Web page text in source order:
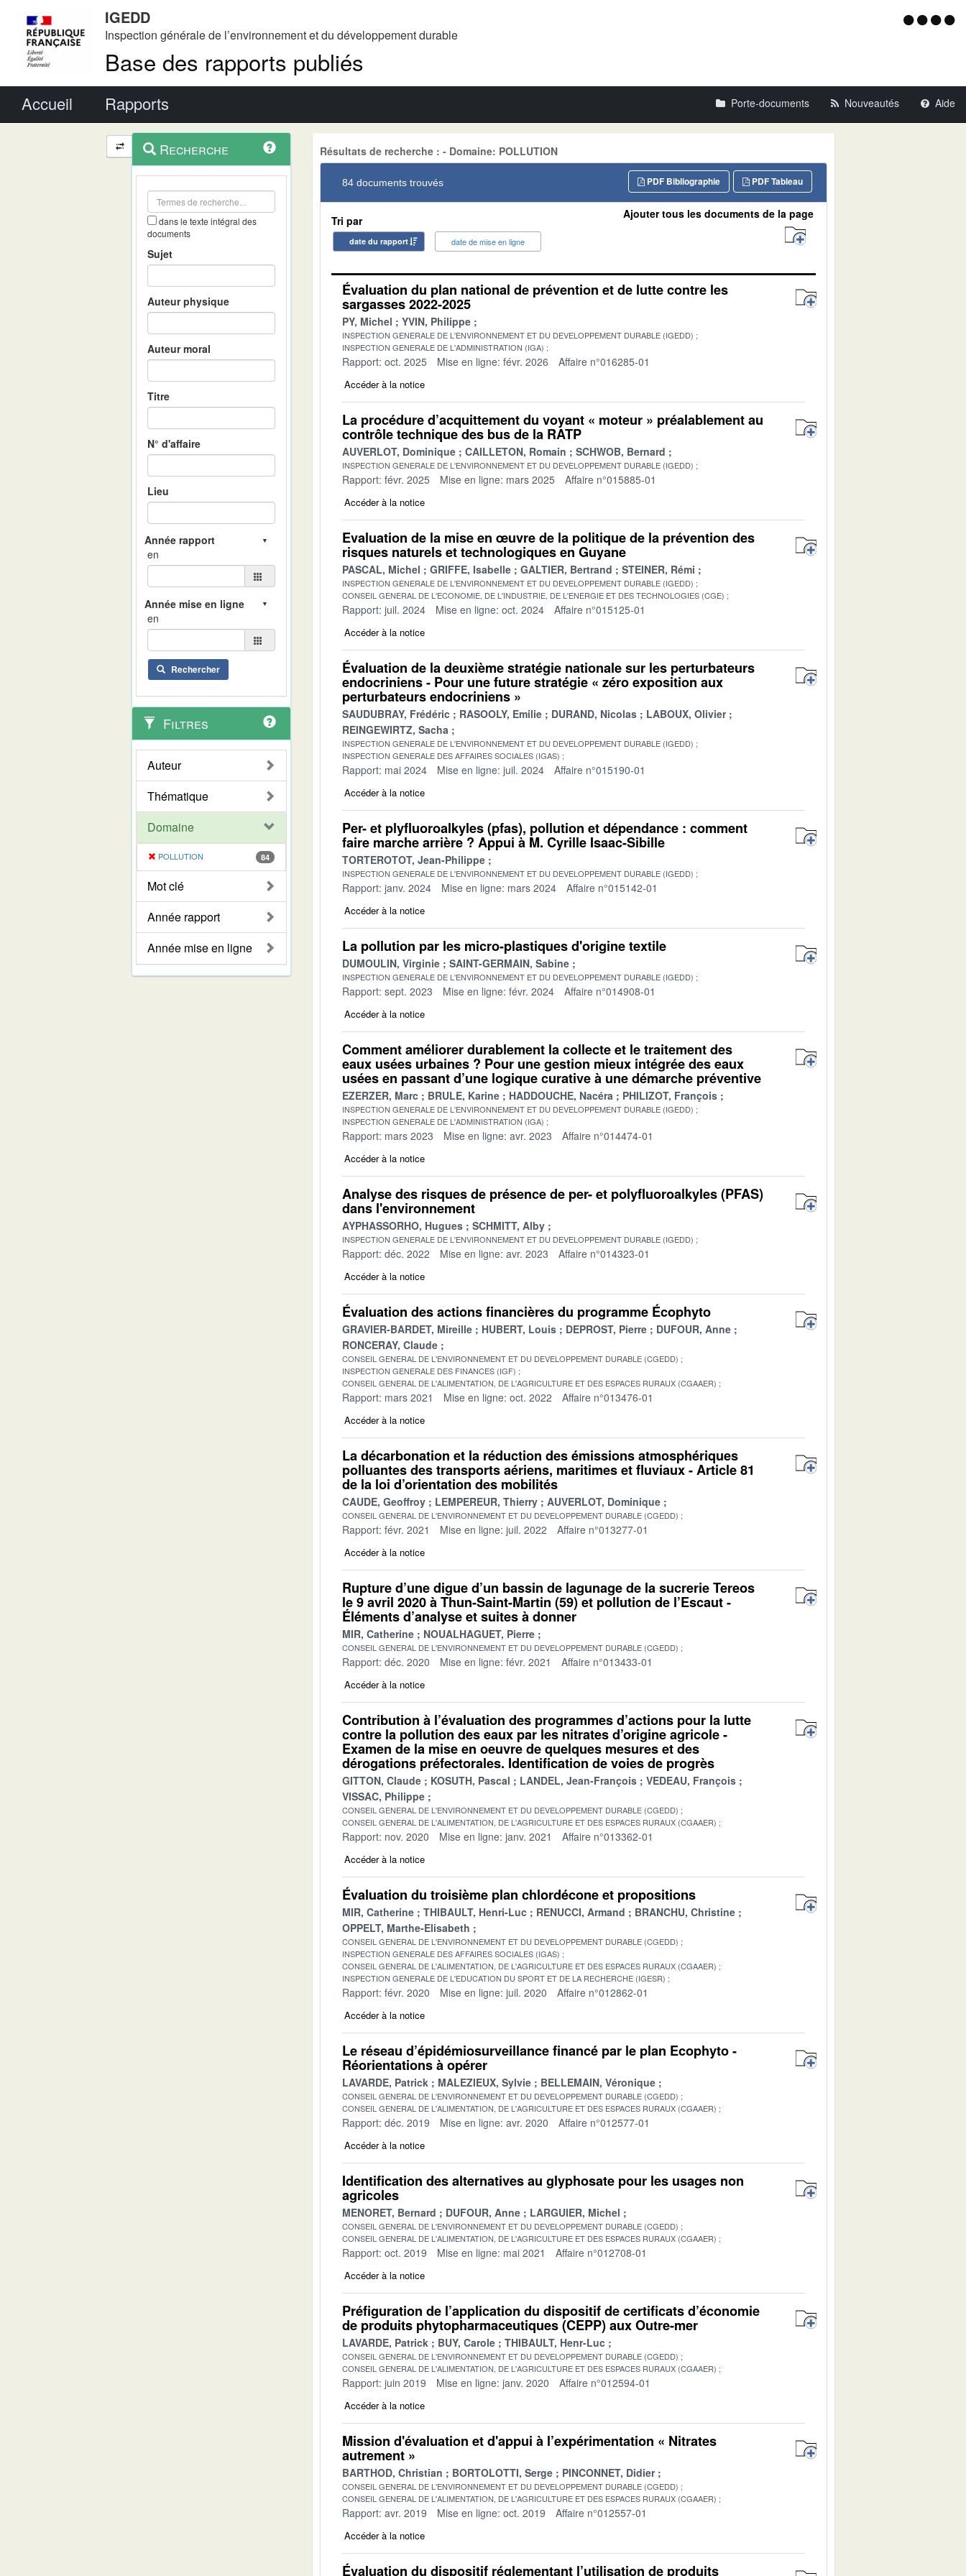
IGEDD
Inspection générale de l’environnement et du développement durable
Base des rapports publiés
Menu
Accueil Rapports Porte-documents Nouveautés Aide
Navigation
et
outils
contextuel
Recherche
dans le texte intégral des
documents
Sujet
Auteur physique
Auteur moral
Titre
N° d'affaire
Lieu
en
en
Rechercher
Filtres
Auteur
Thématique
Domaine
POLLUTION 84
Mot clé
Année rapport
Année mise en ligne
Résultats de recherche : - Domaine: POLLUTION
84 documents trouvés PDF Tableau
PDF Bibliographie
Tri par
date du rapport date de mise en ligne
Ajouter tous les documents de la page
Évaluation du plan national de prévention et de lutte contre les
sargasses 2022-2025
PY, Michel YVIN, Philippe
INSPECTION GENERALE DE L'ENVIRONNEMENT ET DU DEVELOPPEMENT DURABLE (IGEDD)
INSPECTION GENERALE DE L'ADMINISTRATION (IGA)
Rapport: oct. 2025 Mise en ligne: févr. 2026 Affaire n°016285-01
Accéder à la notice
La procédure d’acquittement du voyant « moteur » préalablement au
contrôle technique des bus de la RATP
AUVERLOT, Dominique CAILLETON, Romain SCHWOB, Bernard
INSPECTION GENERALE DE L'ENVIRONNEMENT ET DU DEVELOPPEMENT DURABLE (IGEDD)
Rapport: févr. 2025 Mise en ligne: mars 2025 Affaire n°015885-01
Accéder à la notice
Evaluation de la mise en œuvre de la politique de la prévention des
risques naturels et technologiques en Guyane
PASCAL, Michel GRIFFE, Isabelle GALTIER, Bertrand STEINER, Rémi
INSPECTION GENERALE DE L'ENVIRONNEMENT ET DU DEVELOPPEMENT DURABLE (IGEDD)
CONSEIL GENERAL DE L'ECONOMIE, DE L'INDUSTRIE, DE L'ENERGIE ET DES TECHNOLOGIES (CGE)
Rapport: juil. 2024 Mise en ligne: oct. 2024 Affaire n°015125-01
Accéder à la notice
Évaluation de la deuxième stratégie nationale sur les perturbateurs
endocriniens - Pour une future stratégie « zéro exposition aux
perturbateurs endocriniens »
SAUDUBRAY, Frédéric RASOOLY, Emilie DURAND, Nicolas
LABOUX, Olivier
REINGEWIRTZ, Sacha
INSPECTION GENERALE DE L'ENVIRONNEMENT ET DU DEVELOPPEMENT DURABLE (IGEDD)
INSPECTION GENERALE DES AFFAIRES SOCIALES (IGAS)
Rapport: mai 2024 Mise en ligne: juil. 2024 Affaire n°015190-01
Accéder à la notice
Per- et plyfluoroalkyles (pfas), pollution et dépendance : comment
faire marche arrière ? Appui à M. Cyrille Isaac-Sibille
TORTEROTOT, Jean-Philippe
INSPECTION GENERALE DE L'ENVIRONNEMENT ET DU DEVELOPPEMENT DURABLE (IGEDD)
Rapport: janv. 2024 Mise en ligne: mars 2024 Affaire n°015142-01
Accéder à la notice
La pollution par les micro-plastiques d'origine textile
DUMOULIN, Virginie SAINT-GERMAIN, Sabine
INSPECTION GENERALE DE L'ENVIRONNEMENT ET DU DEVELOPPEMENT DURABLE (IGEDD)
Rapport: sept. 2023 Mise en ligne: févr. 2024 Affaire n°014908-01
Accéder à la notice
Comment améliorer durablement la collecte et le traitement des
eaux usées urbaines ? Pour une gestion mieux intégrée des eaux
usées en passant d’une logique curative à une démarche préventive
EZERZER, Marc BRULE, Karine HADDOUCHE, Nacéra PHILIZOT, François
INSPECTION GENERALE DE L'ENVIRONNEMENT ET DU DEVELOPPEMENT DURABLE (IGEDD)
INSPECTION GENERALE DE L'ADMINISTRATION (IGA)
Rapport: mars 2023 Mise en ligne: avr. 2023 Affaire n°014474-01
Accéder à la notice
Analyse des risques de présence de per- et polyfluoroalkyles (PFAS)
dans l'environnement
AYPHASSORHO, Hugues SCHMITT, Alby
INSPECTION GENERALE DE L'ENVIRONNEMENT ET DU DEVELOPPEMENT DURABLE (IGEDD)
Rapport: déc. 2022 Mise en ligne: avr. 2023 Affaire n°014323-01
Accéder à la notice
Évaluation des actions financières du programme Écophyto
GRAVIER-BARDET, Mireille HUBERT, Louis DEPROST, Pierre
DUFOUR, Anne
RONCERAY, Claude
CONSEIL GENERAL DE L'ENVIRONNEMENT ET DU DEVELOPPEMENT DURABLE (CGEDD)
INSPECTION GENERALE DES FINANCES (IGF)
CONSEIL GENERAL DE L'ALIMENTATION, DE L'AGRICULTURE ET DES ESPACES RURAUX (CGAAER)
Rapport: mars 2021 Mise en ligne: oct. 2022 Affaire n°013476-01
Accéder à la notice
La décarbonation et la réduction des émissions atmosphériques
polluantes des transports aériens, maritimes et fluviaux - Article 81
de la loi d’orientation des mobilités
CAUDE, Geoffroy LEMPEREUR, Thierry AUVERLOT, Dominique
CONSEIL GENERAL DE L'ENVIRONNEMENT ET DU DEVELOPPEMENT DURABLE (CGEDD)
Rapport: févr. 2021 Mise en ligne: juil. 2022 Affaire n°013277-01
Accéder à la notice
Rupture d’une digue d’un bassin de lagunage de la sucrerie Tereos
le 9 avril 2020 à Thun-Saint-Martin (59) et pollution de l’Escaut -
Éléments d’analyse et suites à donner
MIR, Catherine NOUALHAGUET, Pierre
CONSEIL GENERAL DE L'ENVIRONNEMENT ET DU DEVELOPPEMENT DURABLE (CGEDD)
Rapport: déc. 2020 Mise en ligne: févr. 2021 Affaire n°013433-01
Accéder à la notice
Contribution à l’évaluation des programmes d’actions pour la lutte
contre la pollution des eaux par les nitrates d’origine agricole -
Examen de la mise en oeuvre de quelques mesures et des
dérogations préfectorales. Identification de voies de progrès
GITTON, Claude KOSUTH, Pascal LANDEL, Jean-François
VEDEAU, François
VISSAC, Philippe
CONSEIL GENERAL DE L'ENVIRONNEMENT ET DU DEVELOPPEMENT DURABLE (CGEDD)
CONSEIL GENERAL DE L'ALIMENTATION, DE L'AGRICULTURE ET DES ESPACES RURAUX (CGAAER)
Rapport: nov. 2020 Mise en ligne: janv. 2021 Affaire n°013362-01
Accéder à la notice
Évaluation du troisième plan chlordécone et propositions
MIR, Catherine THIBAULT, Henri-Luc RENUCCI, Armand
BRANCHU, Christine
OPPELT, Marthe-Elisabeth
CONSEIL GENERAL DE L'ENVIRONNEMENT ET DU DEVELOPPEMENT DURABLE (CGEDD)
INSPECTION GENERALE DES AFFAIRES SOCIALES (IGAS)
CONSEIL GENERAL DE L'ALIMENTATION, DE L'AGRICULTURE ET DES ESPACES RURAUX (CGAAER)
INSPECTION GENERALE DE L'EDUCATION DU SPORT ET DE LA RECHERCHE (IGESR)
Rapport: févr. 2020 Mise en ligne: juil. 2020 Affaire n°012862-01
Accéder à la notice
Le réseau d’épidémiosurveillance financé par le plan Ecophyto -
Réorientations à opérer
LAVARDE, Patrick MALEZIEUX, Sylvie BELLEMAIN, Véronique
CONSEIL GENERAL DE L'ENVIRONNEMENT ET DU DEVELOPPEMENT DURABLE (CGEDD)
CONSEIL GENERAL DE L'ALIMENTATION, DE L'AGRICULTURE ET DES ESPACES RURAUX (CGAAER)
Rapport: déc. 2019 Mise en ligne: avr. 2020 Affaire n°012577-01
Accéder à la notice
Identification des alternatives au glyphosate pour les usages non
agricoles
MENORET, Bernard DUFOUR, Anne LARGUIER, Michel
CONSEIL GENERAL DE L'ENVIRONNEMENT ET DU DEVELOPPEMENT DURABLE (CGEDD)
CONSEIL GENERAL DE L'ALIMENTATION, DE L'AGRICULTURE ET DES ESPACES RURAUX (CGAAER)
Rapport: oct. 2019 Mise en ligne: mai 2021 Affaire n°012708-01
Accéder à la notice
Préfiguration de l’application du dispositif de certificats d’économie
de produits phytopharmaceutiques (CEPP) aux Outre-mer
LAVARDE, Patrick BUY, Carole THIBAULT, Henr-Luc
CONSEIL GENERAL DE L'ENVIRONNEMENT ET DU DEVELOPPEMENT DURABLE (CGEDD)
CONSEIL GENERAL DE L'ALIMENTATION, DE L'AGRICULTURE ET DES ESPACES RURAUX (CGAAER)
Rapport: juin 2019 Mise en ligne: janv. 2020 Affaire n°012594-01
Accéder à la notice
Mission d'évaluation et d'appui à l’expérimentation « Nitrates
autrement »
BARTHOD, Christian BORTOLOTTI, Serge PINCONNET, Didier
CONSEIL GENERAL DE L'ENVIRONNEMENT ET DU DEVELOPPEMENT DURABLE (CGEDD)
CONSEIL GENERAL DE L'ALIMENTATION, DE L'AGRICULTURE ET DES ESPACES RURAUX (CGAAER)
Rapport: avr. 2019 Mise en ligne: oct. 2019 Affaire n°012557-01
Accéder à la notice
Évaluation du dispositif réglementant l’utilisation de produits